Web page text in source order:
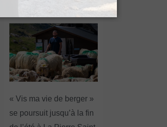
« Vis ma vie de berger »
se poursuit jusqu’à la fin